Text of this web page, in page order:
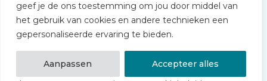
geef je de ons toestemming om jou door middel van
het gebruik van cookies en andere technieken een
gepersonaliseerde ervaring te bieden.
Aanpassen
Accepteer alles
© 2026 NVD
Privacy statement
Disclaimer